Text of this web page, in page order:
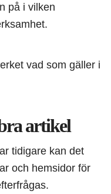
på i vilken
vad som gäller i
artikel
tidigare kan det
och hemsidor för